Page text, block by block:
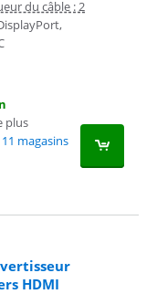
du câble : 2
plus
11 magasins
HDMI